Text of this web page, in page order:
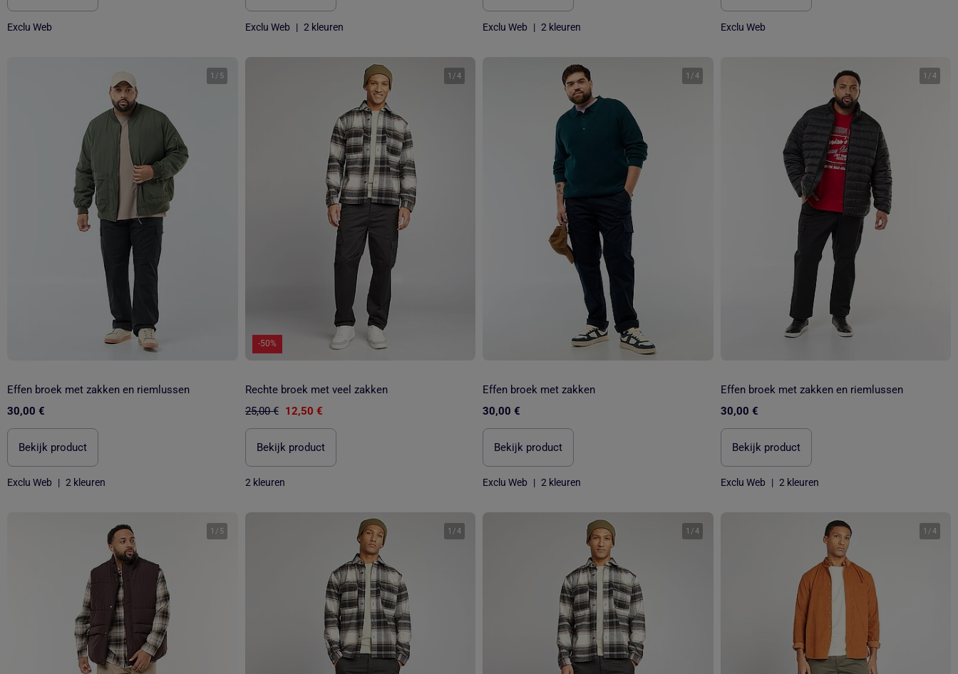
Exclu Web Exclu Web | 2 kleuren Exclu Web | 2 kleuren Exclu Web
1 / 5
Effen broek met zakken en riemlussen
30,00 €
Bekijk product
Exclu Web | 2 kleuren
1 /4
-50%
Rechte broek met veel zakken
25,00 € 12,50 €
Bekijk product
2 kleuren
1 /4
Effen broek met zakken
30,00 €
Bekijk product
Exclu Web | 2 kleuren
1 /4
Effen broek met zakken en riemlussen
30,00 €
Bekijk product
Exclu Web | 2 kleuren
1 / 5 1 /4 1 /4 1 /4